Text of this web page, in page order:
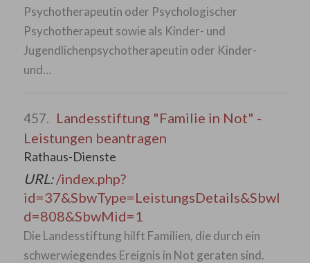
Psychotherapeutin oder Psychologischer
Psychotherapeut sowie als Kinder- und
Jugendlichenpsychotherapeutin oder Kinder-
und…
457. Landesstiftung "Familie in Not" -
Leistungen beantragen
Rathaus-Dienste
URL:/index.php?
id=37&SbwType=LeistungsDetails&SbwI
d=808&SbwMid=1
Die Landesstiftung hilft Familien, die durch ein
schwerwiegendes Ereignis in Not geraten sind.